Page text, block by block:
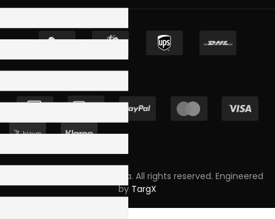
Copyright © 2023 Skpro, Lda. All rights reserved. Engineered
by TargX